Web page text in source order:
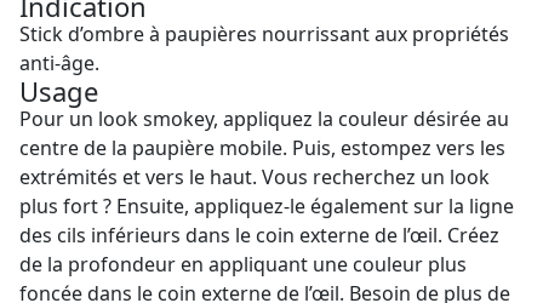
Stick d’ombre à paupières nourrissant aux propriétés
anti-âge.
Usage
Pour un look smokey, appliquez la couleur désirée au
centre de la paupière mobile. Puis, estompez vers les
extrémités et vers le haut. Vous recherchez un look
plus fort ? Ensuite, appliquez-le également sur la ligne
des cils inférieurs dans le coin externe de l’œil. Créez
de la profondeur en appliquant une couleur plus
foncée dans le coin externe de l’œil. Besoin de plus de